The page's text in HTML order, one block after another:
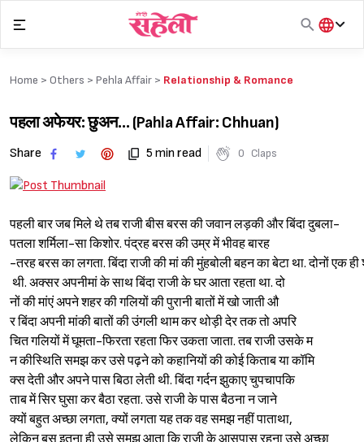
content
हिंदी
Home > Others > Pehla Affair > Relationship & Romance
पहला अफेयर: छुअन… (Pahla Affair: Chhuan)
Share 5 min read 0 Claps
पहली बार जब मिले थे तब राजी बीस बरस की जवान लड़की और बिंदा दुबला-
पतला शर्मिला-सा किशोर. पंद्रह बरस की उम्र में भीवह बारह
-तरह बरस का लगता. बिंदा राजी की मां की मुंहबोली बहन का बेटा था. दोनों एक
थी. अक्सर अपनीमां के साथ बिंदा राजी के घर आता रहता था. दो
नों की मांएं अपने शहर की गलियों की पुरानी बातों में खो जाती औ
र बिंदा अपनी मांकी बातों की उंगली थाम कर थोड़ी देर तक तो अपरि
चित गलियों में घूमता-फिरता रहता फिर उकता जाता. तब राजी उसके म
न कीस्थिति समझ कर उसे पढ़ने कोकहानियों की कोई किताब या कॉमि
क्स देती और अपने पास बिठा लेतीथी. बिंदा गर्दन झुकाए चुपचापकि
ताब में सिर घुसा कर बैठा रहता.उसे राजी के पास बैठना न जाने
क्यों बहुत अच्छा लगता, क्यों लगता यह तक वह समझ नहीं पाताथा,